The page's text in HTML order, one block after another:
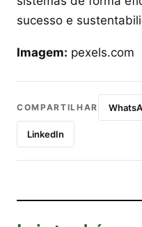
sucesso e
Imagem: pexels.com
COMPARTILHAR
LinkedIn